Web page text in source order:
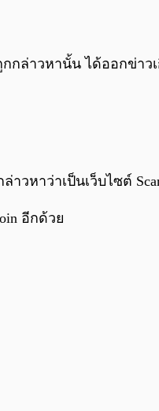
กล่าวหานั้น ได้ออกข่าว
าวหาว่าเป็นเว็บไซต์
อีกด้วย